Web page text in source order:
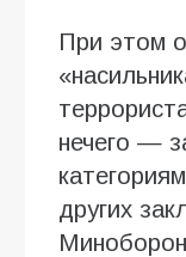
При этом
нечего —
других